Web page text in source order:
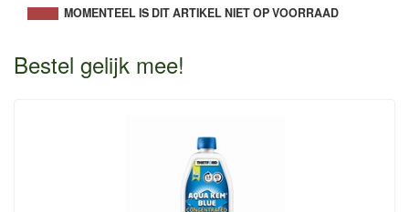
MOMENTEEL IS DIT ARTIKEL NIET OP VOORRAAD
Bestel gelijk mee!